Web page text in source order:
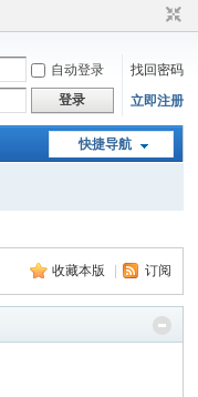
自动登录
找回密码
登录 立即注册
快捷导航
收藏本版 订阅